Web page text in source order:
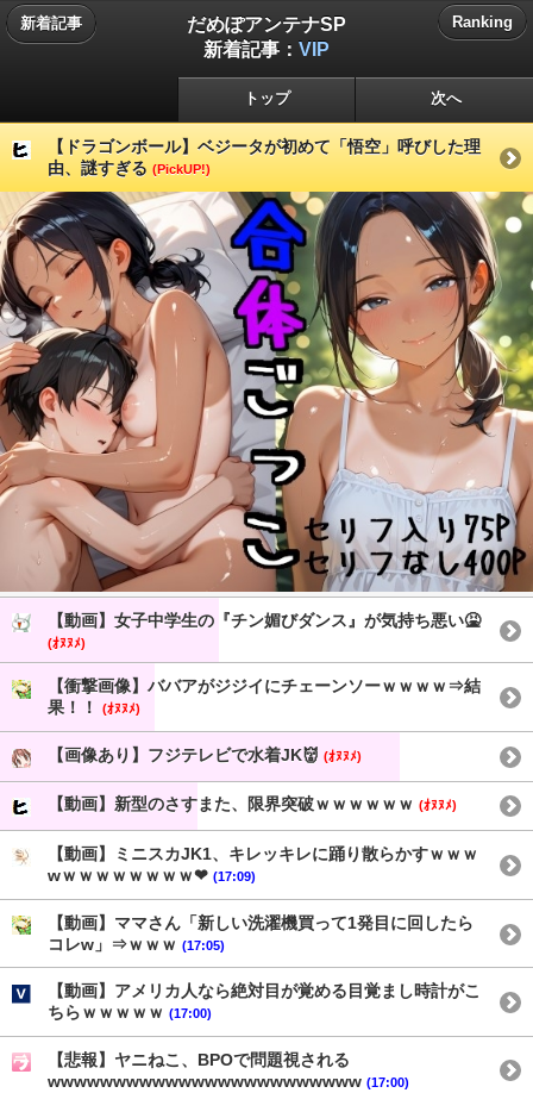
新着記事
だめぽアンテナSP
新着記事： VIP
Ranking
トップ 次へ
【ドラゴンボール】ベジータが初めて「悟空」呼びした理
由、謎すぎる (PickUP!)
【動画】女子中学生の『チン媚びダンス』が気持ち悪い🤮
(ｵﾇﾇﾒ)
【衝撃画像】ババアがジジイにチェーンソーｗｗｗｗ⇒結
果！！
(ｵﾇﾇﾒ)
【画像あり】フジテレビで水着JK👹 (ｵﾇﾇﾒ)
【動画】新型のさすまた、限界突破ｗｗｗｗｗｗ (ｵﾇﾇﾒ)
【動画】ミニスカJK1、キレッキレに踊り散らかすｗｗｗ
wｗｗｗｗｗｗｗｗ❤ (17:09)
【動画】ママさん「新しい洗濯機買って1発目に回したら
コレw」⇒ｗｗｗ (17:05)
【動画】アメリカ人なら絶対目が覚める目覚まし時計がこ
ちらｗｗｗｗｗ (17:00)
【悲報】ヤニねこ、BPOで問題視される
wwwwwwwwwwwwwwwwwwwwwwww (17:00)